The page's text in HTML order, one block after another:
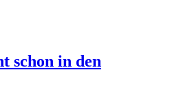
schon in den